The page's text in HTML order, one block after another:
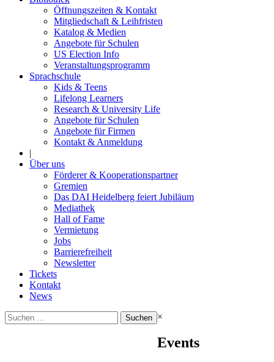
Öffnungszeiten & Kontakt
Mitgliedschaft & Leihfristen
Katalog & Medien
Angebote für Schulen
US Election Info
Veranstaltungsprogramm
Sprachschule
Kids & Teens
Lifelong Learners
Research & University Life
Angebote für Schulen
Angebote für Firmen
Kontakt & Anmeldung
|
Über uns
Förderer & Kooperationspartner
Gremien
Das DAI Heidelberg feiert Jubiläum
Mediathek
Hall of Fame
Vermietung
Jobs
Barrierefreiheit
Newsletter
Tickets
Kontakt
News
Suchen
nach:
×
Events